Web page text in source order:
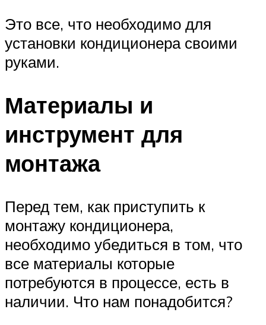
Это все, что необходимо для
установки кондиционера своими
руками.
Материалы и
инструмент для
монтажа
Перед тем, как приступить к
монтажу кондиционера,
необходимо убедиться в том, что
все материалы которые
потребуются в процессе, есть в
наличии. Что нам понадобится?